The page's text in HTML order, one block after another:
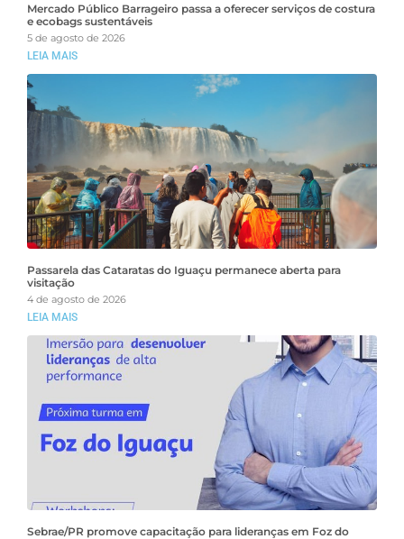
Mercado Público Barrageiro passa a oferecer serviços de costura
e ecobags sustentáveis
5 de agosto de 2026
LEIA MAIS
Passarela das Cataratas do Iguaçu permanece aberta para
visitação
4 de agosto de 2026
LEIA MAIS
Sebrae/PR promove capacitação para lideranças em Foz do